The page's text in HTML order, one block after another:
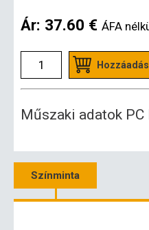
Ár: 37.60 € ÁFA
Műszaki adatok PC
Színminta